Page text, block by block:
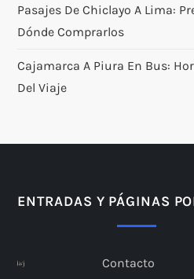
Pasajes De Chiclayo A Lima:
Dónde Comprarlos
Cajamarca A Piura En Bus:
Del Viaje
ENTRADAS Y PÁGINAS
Contacto